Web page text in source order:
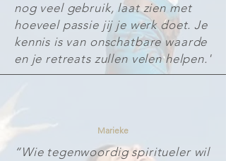
nog veel gebruik, laat zien met
hoeveel passie jij je werk doet. Je
kennis is van onschatbare waarde
en je retreats zullen velen helpen.'
Marieke
“Wie tegenwoordig spiritueler wil